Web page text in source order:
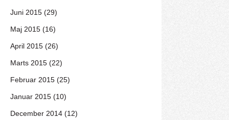
Juni 2015 (29)
Maj 2015 (16)
April 2015 (26)
Marts 2015 (22)
Februar 2015 (25)
Januar 2015 (10)
December 2014 (12)